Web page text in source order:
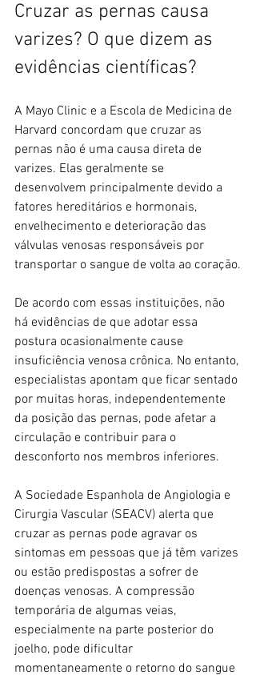
Cruzar as pernas causa
varizes? O que dizem as
evidências científicas?
A Mayo Clinic e a Escola de Medicina de
Harvard concordam que cruzar as
pernas não é uma causa direta de
varizes. Elas geralmente se
desenvolvem principalmente devido a
fatores hereditários e hormonais,
envelhecimento e deterioração das
válvulas venosas responsáveis ​​por
transportar o sangue de volta ao coração.
De acordo com essas instituições, não
há evidências de que adotar essa
postura ocasionalmente cause
insuficiência venosa crônica. No entanto,
especialistas apontam que ficar sentado
por muitas horas, independentemente
da posição das pernas, pode afetar a
circulação e contribuir para o
desconforto nos membros inferiores.
A Sociedade Espanhola de Angiologia e
Cirurgia Vascular (SEACV) alerta que
cruzar as pernas pode agravar os
sintomas em pessoas que já têm varizes
ou estão predispostas a sofrer de
doenças venosas. A compressão
temporária de algumas veias,
especialmente na parte posterior do
joelho, pode dificultar
momentaneamente o retorno do sangue